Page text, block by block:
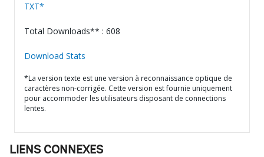
TXT*
Total Downloads** : 608
Download Stats
*La version texte est une version à reconnaissance optique de
caractères non-corrigée. Cette version est fournie uniquement
pour accommoder les utilisateurs disposant de connections
lentes.
LIENS CONNEXES